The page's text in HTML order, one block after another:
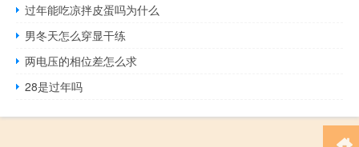
过年能吃凉拌皮蛋吗为什么
男冬天怎么穿显干练
两电压的相位差怎么求
28是过年吗